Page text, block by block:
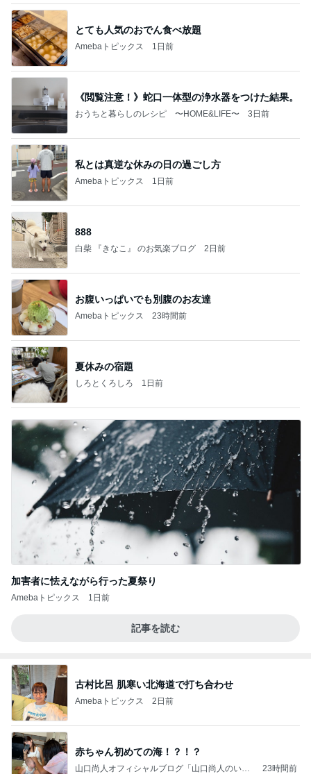
とても人気のおでん食べ放題
Amebaトピックス 1日前
《閲覧注意！》蛇口一体型の浄水器をつけた結果。
おうちと暮らしのレシピ 〜HOME&LIFE〜 3日前
私とは真逆な休みの日の過ごし方
Amebaトピックス 1日前
888
白柴 『きなこ』 のお気楽ブログ 2日前
お腹いっぱいでも別腹のお友達
Amebaトピックス 23時間前
夏休みの宿題
しろとくろしろ 1日前
加害者に怯えながら行った夏祭り
Amebaトピックス 1日前
記事を読む
古村比呂 肌寒い北海道で打ち合わせ
Amebaトピックス 2日前
赤ちゃん初めての海！？！？
山口尚人オフィシャルブログ「山口尚人のいき
23時間前